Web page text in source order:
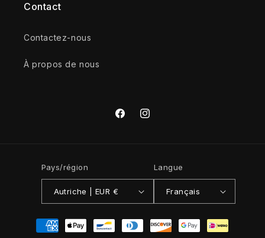
Contact
Contactez-nous
À propos de nous
FacebookInstagram
Pays/région
Autriche | EUR €
Langue
Français
Moyens